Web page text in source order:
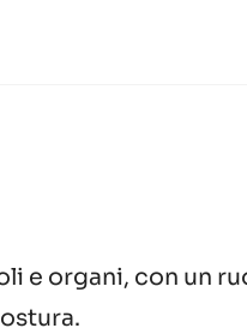
e organi, con un